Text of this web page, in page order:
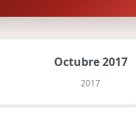
Octubre 2017
2017